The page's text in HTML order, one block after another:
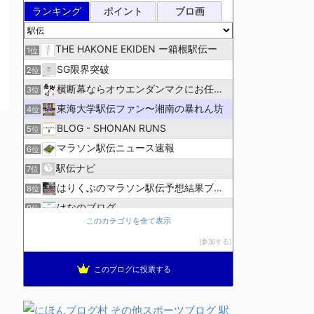
ランキング ポイント ブロ画
1位 THE HAKONE EKIDEN ー箱根駅伝ー
2位 SG限界突破
3位 横断幕ならオウエンダンマクにお任せ！
4位 東海大学駅伝ファン〜湘南の暴れん坊
5位 BLOG - SHONAN RUNS
6位 マラソン駅伝ニュース速報
7位 駅伝ナビ
8位 はりくぶのマラソン駅伝予想結果ブログ
9位 はなのブログ
報道 スポパーク
ランニング生活員
13位 ほぼニートの資格取得日記（マラソン編）
14位 ブレインランナーズのマラソン日記
このカテゴリを全て表示
参加する
このブログに投票する